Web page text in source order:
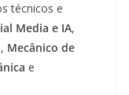
técnicos e
Media e IA,
, Mecânico de
e